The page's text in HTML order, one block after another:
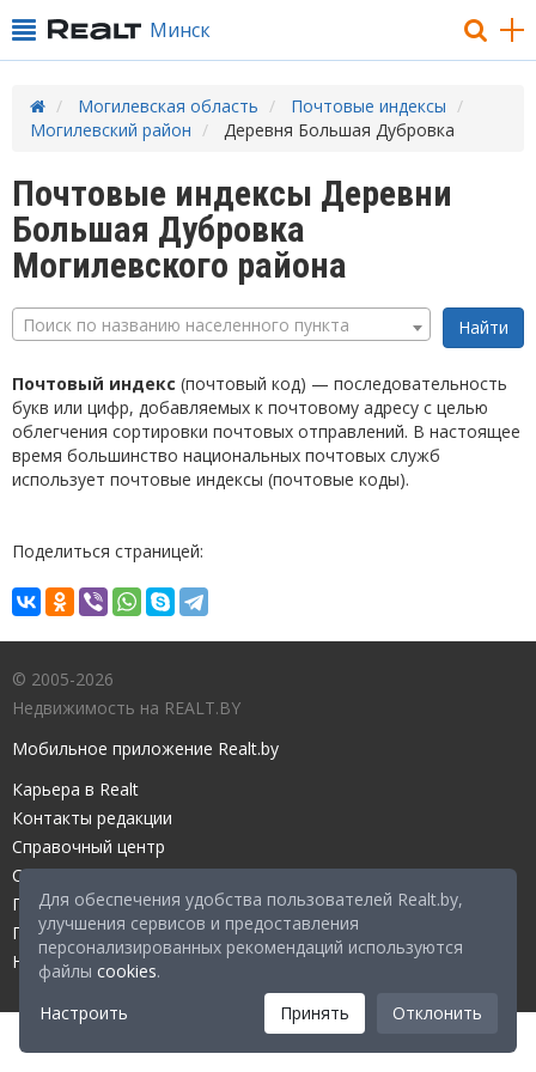
Для обеспечения удобства пользователей Realt.by,
улучшения сервисов и предоставления
персонализированных рекомендаций используются
файлы cookies.
Настроить
Принять Отклонить
Минск
Могилевская область
Почтовые индексы
Могилевский район
Деревня Большая Дубровка
Почтовые индексы Деревни
Большая Дубровка
Могилевского района
Поиск по названию населенного пункта
Почтовый индекс (почтовый код) — последовательность
букв или цифр, добавляемых к почтовому адресу с целью
облегчения сортировки почтовых отправлений. В настоящее
время большинство национальных почтовых служб
использует почтовые индексы (почтовые коды).
Поделиться страницей:
© 2005-2026
Недвижимость на REALT.BY
Мобильное приложение Realt.by
Карьера в Realt
Контакты редакции
Справочный центр
Служба поддержки
Прейскурант
Правовые документы
Настройка файлов cookies